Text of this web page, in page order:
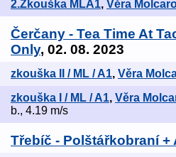
2.Zkouška MLA1, Věra
Čerčany - Tea Time At
Only, 02. 08. 2023
zkouška II / ML / A1, Věra
zkouška I / ML / A1, Věra
b., 4.19 m/s
Třebíč - Polštářkobraní +